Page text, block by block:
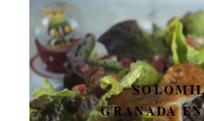
GRANADA